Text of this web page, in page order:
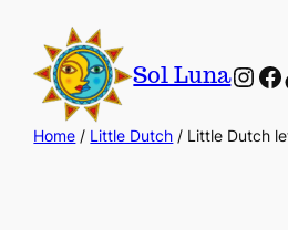
Sol Luna
Home / Little Dutch / Little Dutch